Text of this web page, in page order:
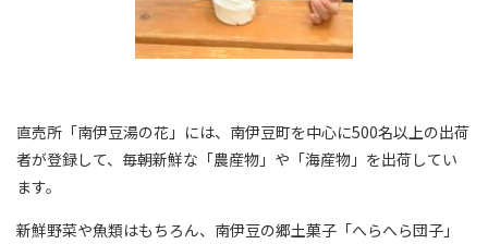
直売所「南伊豆湯の花」には、南伊豆町を中心に500名以上の出荷
者が登録して、毎朝新鮮な「農産物」や「海産物」を出荷してい
ます。
新鮮野菜や魚類はもちろん、南伊豆の郷土菓子「へらへら団子」